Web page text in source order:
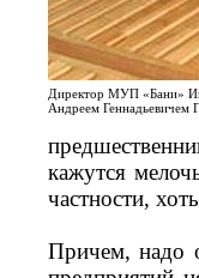
Директор МУП «Бани»
Андреем Геннадьевичем
кажутся
частности,
Причем, надо